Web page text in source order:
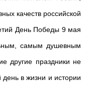
качеств российской
День Победы 9 мая
самым душевным
другие праздники не
в жизни и истории